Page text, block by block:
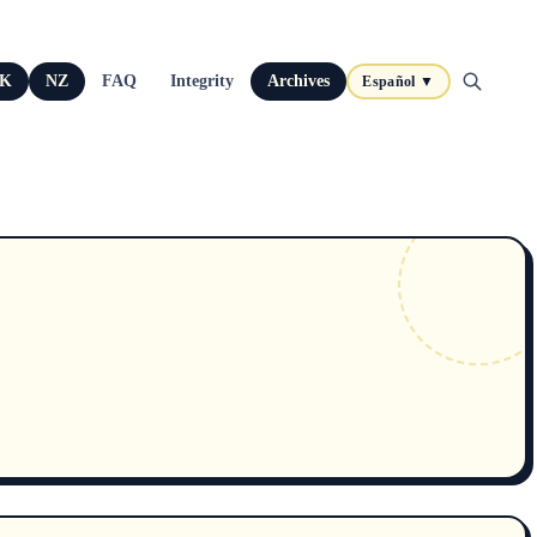
NZ FAQ Integrity Archives Español ▼